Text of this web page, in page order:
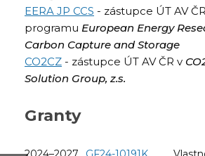
EERA JP CCS - zástupce ÚT AV
programu European Energy
Carbon Capture and Storage
CO2CZ - zástupce ÚT AV ČR v
Solution Group, z.s.
Granty